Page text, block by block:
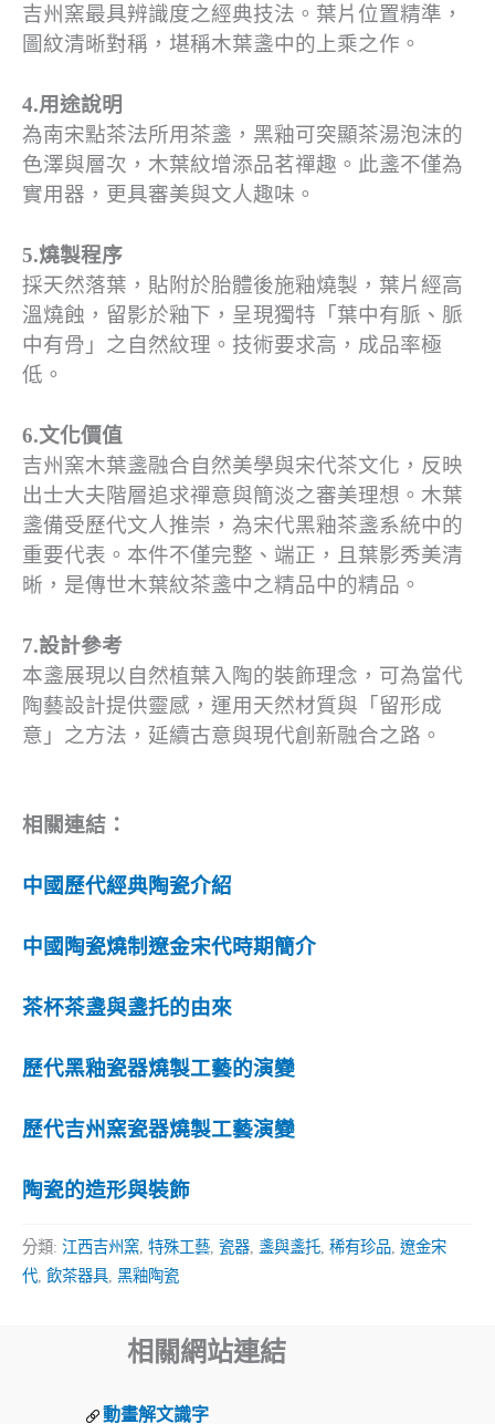
吉州窯最具辨識度之經典技法。葉片位置精準，
圖紋清晰對稱，堪稱木葉盞中的上乘之作。
4.用途說明
為南宋點茶法所用茶盞，黑釉可突顯茶湯泡沫的
色澤與層次，木葉紋增添品茗禪趣。此盞不僅為
實用器，更具審美與文人趣味。
5.燒製程序
採天然落葉，貼附於胎體後施釉燒製，葉片經高
溫燒蝕，留影於釉下，呈現獨特「葉中有脈、脈
中有骨」之自然紋理。技術要求高，成品率極
低。
6.文化價值
吉州窯木葉盞融合自然美學與宋代茶文化，反映
出士大夫階層追求禪意與簡淡之審美理想。木葉
盞備受歷代文人推崇，為宋代黑釉茶盞系統中的
重要代表。本件不僅完整、端正，且葉影秀美清
晰，是傳世木葉紋茶盞中之精品中的精品。
7.設計參考
本盞展現以自然植葉入陶的裝飾理念，可為當代
陶藝設計提供靈感，運用天然材質與「留形成
意」之方法，延續古意與現代創新融合之路。
相關連結：
中國歷代經典陶瓷介紹
中國陶瓷燒制遼金宋代時期簡介
茶杯茶盞與盞托的由來
歷代黑釉瓷器燒製工藝的演變
歷代吉州窯瓷器燒製工藝演變
陶瓷的造形與裝飾
分類: 江西吉州窯 特殊工藝 瓷器 盞與盞托 稀有珍品 遼金宋
代 飲茶器具 黑釉陶瓷
相關網站連結
動畫解文識字